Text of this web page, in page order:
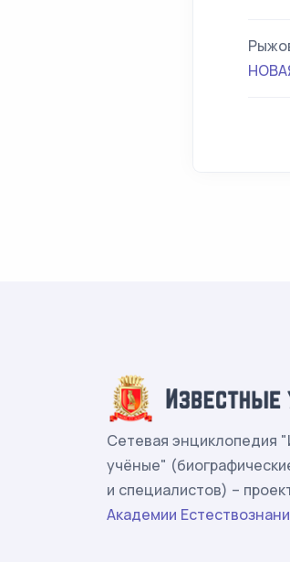
Сетевая энциклопедия
учёные"
и специалистов) –
Академии